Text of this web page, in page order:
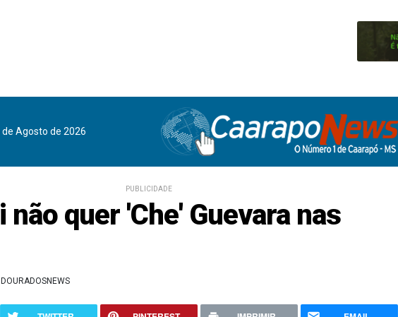
de Agosto de 2026
PUBLICIDADE
não quer 'Che' Guevara nas
| DOURADOSNEWS